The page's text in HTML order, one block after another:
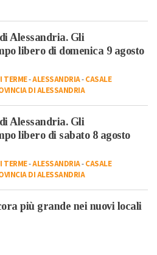
Alessandria. Gli
libero di domenica 9 agosto
TERME-ALESSANDRIA-CASALE
DI ALESSANDRIA
Alessandria. Gli
libero di sabato 8 agosto
TERME-ALESSANDRIA-CASALE
DI ALESSANDRIA
più grande nei nuovi locali